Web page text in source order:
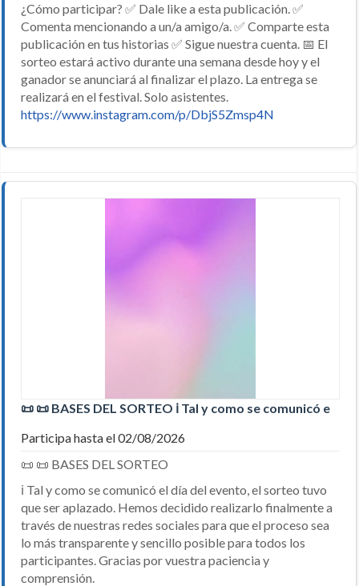
¿Cómo participar? ✅ Dale like a esta publicación. ✅
Comenta mencionando a un/a amigo/a. ✅ Comparte esta
publicación en tus historias ✅ Sigue nuestra cuenta. 📅 El
sorteo estará activo durante una semana desde hoy y el
ganador se anunciará al finalizar el plazo. La entrega se
realizará en el festival. Solo asistentes.
https://www.instagram.com/p/DbjS5Zmsp4N
📜 📜 BASES DEL SORTEO ℹ️ Tal y como se comunicó e
Participa hasta el 02/08/2026
📜 📜 BASES DEL SORTEO
ℹ️ Tal y como se comunicó el día del evento, el sorteo tuvo
que ser aplazado. Hemos decidido realizarlo finalmente a
través de nuestras redes sociales para que el proceso sea
lo más transparente y sencillo posible para todos los
participantes. Gracias por vuestra paciencia y
comprensión.